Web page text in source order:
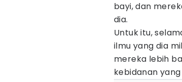
bayi, dan
dia.
Untuk itu,
ilmu yang dia
mereka lebih
kebidanan